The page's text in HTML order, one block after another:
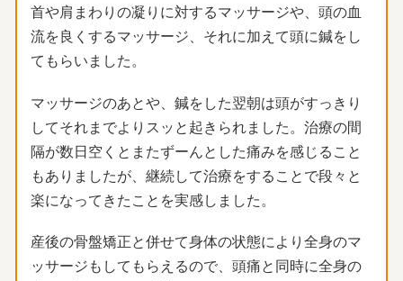
首や肩まわりの凝りに対するマッサージや、 頭の血
流を良くするマッサージ、 それに加えて頭に鍼をし
てもらいました。
マッサージのあとや、 鍼をした翌朝は頭がすっきり
してそれまでよりスッと起きられました。 治療の間
隔が数日空くとまたずーんとした痛みを感じること
もあり ましたが、 継続して治療をすることで段々と
楽になってきたことを実感しました。
産後の骨盤矯正と併せて身体の状態により全身のマ
ッサージもして もらえるので、 頭痛と同時に全身の